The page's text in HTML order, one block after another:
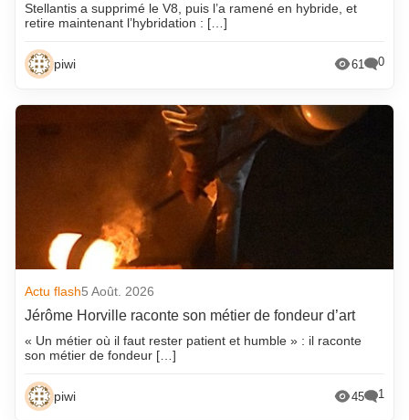
Stellantis a supprimé le V8, puis l’a ramené en hybride, et
retire maintenant l’hybridation : […]
piwi 61 0
Actu flash5 Août. 2026
Jérôme Horville raconte son métier de fondeur d’art
« Un métier où il faut rester patient et humble » : il raconte
son métier de fondeur […]
piwi 45 1